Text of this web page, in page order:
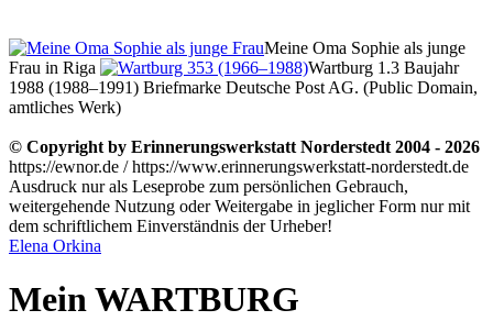
Meine Oma Sophie als junge
Frau in Riga
Wartburg 1.3 Baujahr
1988 (1988–1991) Briefmarke Deutsche Post AG. (Public Domain,
amtliches Werk)
© Copyright by Erinnerungswerkstatt Norderstedt 2004 - 2026
https://ewnor.de / https://www.erinnerungswerkstatt-norderstedt.de
Ausdruck nur als Leseprobe zum persönlichen Gebrauch,
weitergehende Nutzung oder Weitergabe in jeglicher Form nur mit
dem schriftlichem Einverständnis der Urheber!
Elena Orkina
Mein WARTBURG